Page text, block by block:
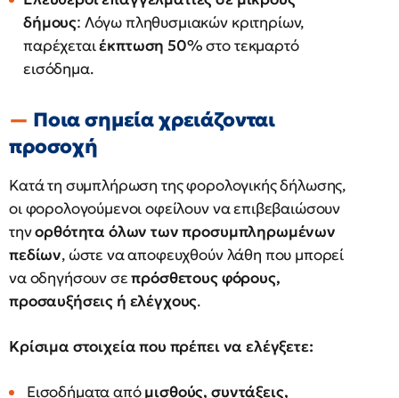
δήμους: Λόγω πληθυσμιακών κριτηρίων,
παρέχεταιέκπτωση 50%στο τεκμαρτό
εισόδημα.
Ποια σημεία χρειάζονται
προσοχή
Κατά τη συμπλήρωση της φορολογικής δήλωσης,
οι φορολογούμενοι οφείλουν να επιβεβαιώσουν
τηνορθότητα όλων των προσυμπληρωμένων
πεδίων, ώστε να αποφευχθούν λάθη που μπορεί
να οδηγήσουν σεπρόσθετους φόρους,
προσαυξήσεις ή ελέγχους.
Κρίσιμα στοιχεία που πρέπει να ελέγξετε:
Εισοδήματα απόμισθούς, συντάξεις,